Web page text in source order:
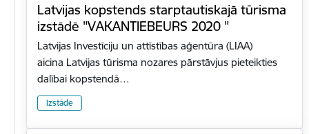
Latvijas kopstends starptautiskajā tūrisma
izstādē "VAKANTIEBEURS 2020 "
Latvijas Investīciju un attīstības aģentūra (LIAA)
aicina Latvijas tūrisma nozares pārstāvjus pieteikties
dalībai kopstendā…
Izstāde